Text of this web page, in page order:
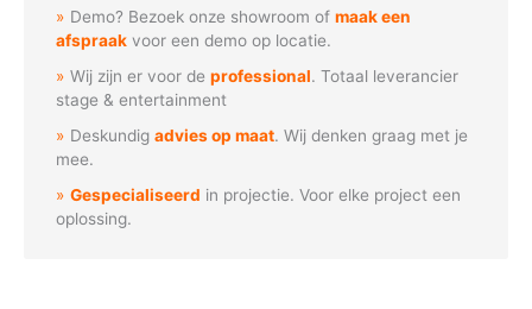
(U1012)
Demo? Bezoek onze showroom ofmaak een
afspraak voor een demo op locatie.
Wij zijn er voor deprofessional. Totaal leverancier
stage & entertainment
Deskundigadvies op maat. Wij denken graag met je
mee.
Gespecialiseerd in projectie. Voor elke project een
oplossing.